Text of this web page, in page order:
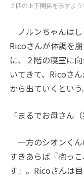
２匹の上下関係を示すよ
ノルンちゃんはし
Ricoさんが体調を
に、２階の寝室に
いてきて、Ricoさ
から出ていくという
「まるでお母さん
一方のシオンくん
すきあらば『抱っ
す」。Ricoさんは